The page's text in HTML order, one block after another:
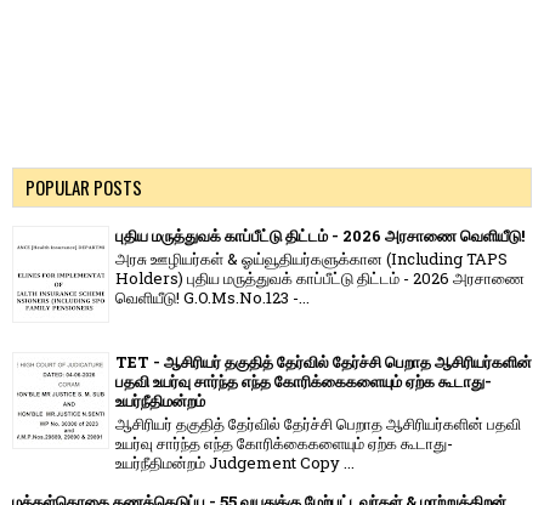
POPULAR POSTS
புதிய மருத்துவக் காப்பீட்டு திட்டம் - 2026 அரசாணை வெளியீடு!
அரசு ஊழியர்கள் & ஓய்வூதியர்களுக்கான (Including TAPS
Holders) புதிய மருத்துவக் காப்பீட்டு திட்டம் - 2026 அரசாணை
வெளியீடு! G.O.Ms.No.123 -...
TET - ஆசிரியர் தகுதித் தேர்வில் தேர்ச்சி பெறாத ஆசிரியர்களின்
பதவி உயர்வு சார்ந்த எந்த கோரிக்கைகளையும் ஏற்க கூடாது-
உயர்நீதிமன்றம்
ஆசிரியர் தகுதித் தேர்வில் தேர்ச்சி பெறாத ஆசிரியர்களின் பதவி
உயர்வு சார்ந்த எந்த கோரிக்கைகளையும் ஏற்க கூடாது-
உயர்நீதிமன்றம் Judgement Copy ...